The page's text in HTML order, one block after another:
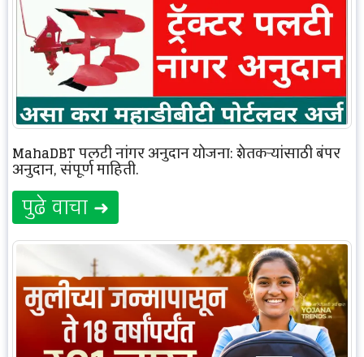
MahaDBT पलटी नांगर अनुदान योजना: शेतकऱ्यांसाठी बंपर
अनुदान, संपूर्ण माहिती.
पुढे वाचा ➜